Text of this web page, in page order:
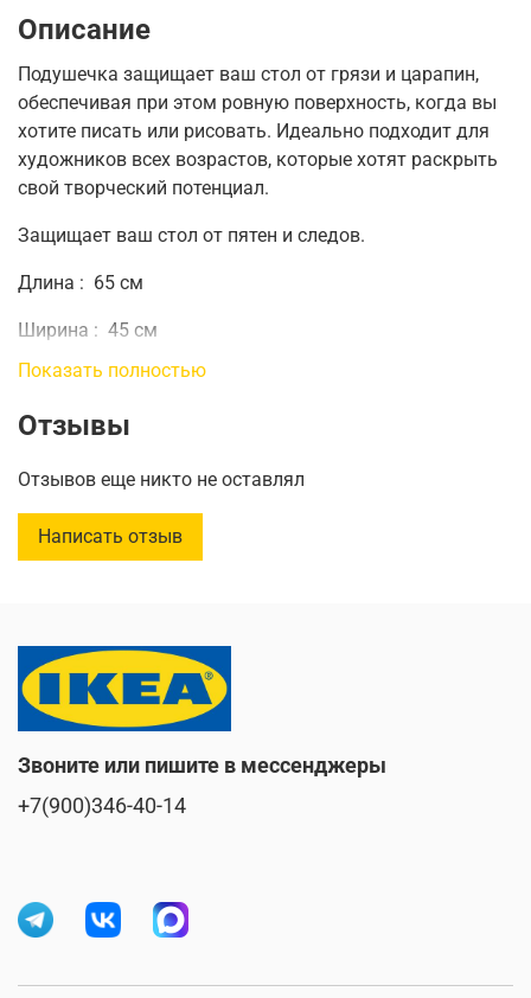
Описание
Подушечка защищает ваш стол от грязи и царапин,
обеспечивая при этом ровную поверхность, когда вы
хотите писать или рисовать. Идеально подходит для
художников всех возрастов, которые хотят раскрыть
свой творческий потенциал.
Защищает ваш стол от пятен и следов.
Длина : 65 см
Ширина : 45 см
Показать полностью
Отзывы
Отзывов еще никто не оставлял
Написать отзыв
Звоните или пишите в мессенджеры
+7(900)346-40-14